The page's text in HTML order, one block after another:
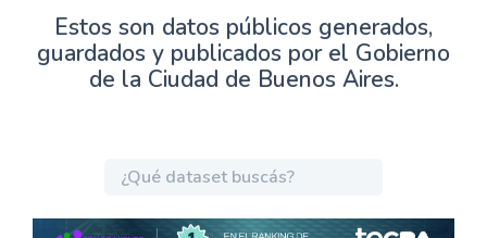
Estos son datos públicos generados,
guardados y publicados por el Gobierno
de la Ciudad de Buenos Aires.